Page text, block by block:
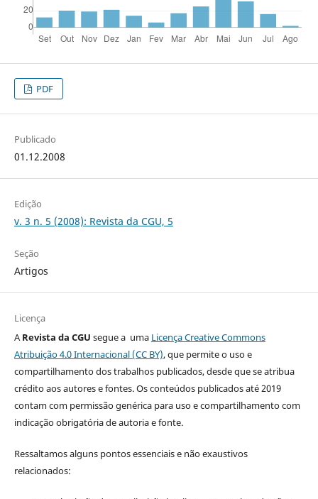
PDF
Publicado
01.12.2008
Edição
v. 3 n. 5 (2008): Revista da CGU, 5
Seção
Artigos
Licença
ARevista da CGU segue a uma Licença Creative Commons
Atribuição 4.0 Internacional (CC BY), que permite o uso e
compartilhamento dos trabalhos publicados, desde que se atribua
crédito aos autores e fontes. Os conteúdos publicados até 2019
contam com permissão genérica para uso e compartilhamento com
indicação obrigatória de autoria e fonte.
Ressaltamos alguns pontos essenciais e não exaustivos
relacionados: